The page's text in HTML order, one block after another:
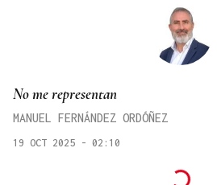
No me representan
MANUEL FERNÁNDEZ ORDÓÑEZ
19 OCT 2025 - 02:10